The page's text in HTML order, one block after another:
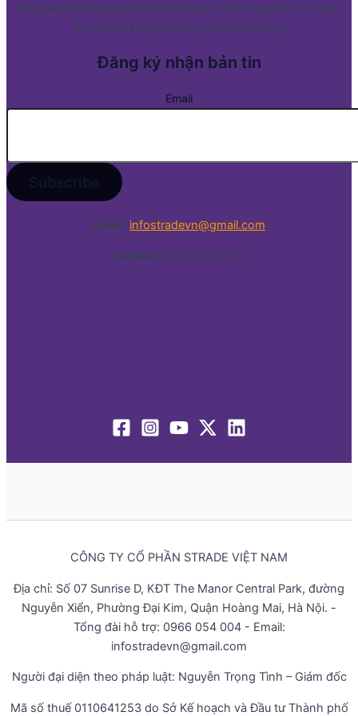
empower Vietnamese manufacturers and importers to reach
the world stage swiftly and seamlessly
Đăng ký nhận bản tin
Email
Email: infostradevn@gmail.com
Hotline: 0338 50 39 79
CÔNG TY CỔ PHẦN STRADE VIỆT NAM
Địa chỉ: Số 07 Sunrise D, KĐT The Manor Central Park, đường
Nguyễn Xiển, Phường Đại Kim, Quận Hoàng Mai, Hà Nội. -
Tổng đài hỗ trợ: 0966 054 004 - Email:
infostradevn@gmail.com
Người đại diện theo pháp luật: Nguyễn Trọng Tình – Giám đốc
Mã số thuế 0110641253 do Sở Kế hoạch và Đầu tư Thành phố